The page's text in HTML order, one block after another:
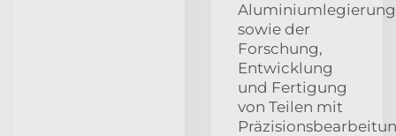
sowie der
Forschung,
Entwicklung
und Fertigung
von Teilen mit